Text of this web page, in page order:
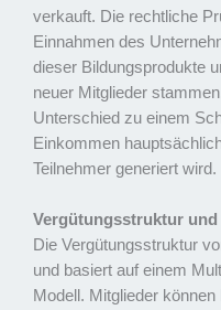
verkauft. Die rechtliche
Einnahmen des
dieser Bildungsprodukte
neuer Mitglieder
Unterschied zu einem
Einkommen
Teilnehmer generiert wird.
Vergütungsstruktur
Die Vergütungsstruktur
und basiert auf einem
Modell. Mitglieder